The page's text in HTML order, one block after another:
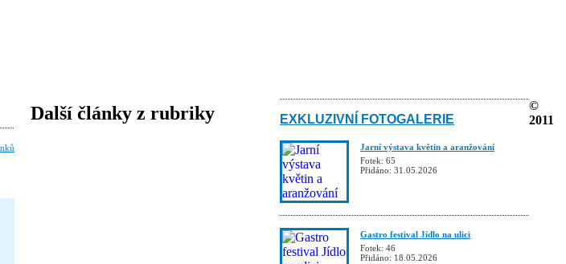
Další články z rubriky EXKLUZIVNÍ FOTOGALERIE
Jarní výstava květin a aranžování
Fotek: 65
Přidáno: 31.05.2026
Gastro festival Jídlo na ulici
Fotek: 46
Přidáno: 18.05.2026
©
2011